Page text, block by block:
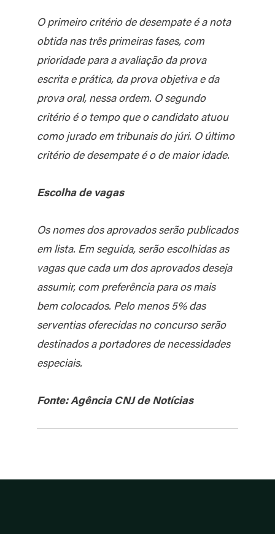
O primeiro critério de desempate é a nota
obtida nas três primeiras fases, com
prioridade para a avaliação da prova
escrita e prática, da prova objetiva e da
prova oral, nessa ordem. O segundo
critério é o tempo que o candidato atuou
como jurado em tribunais do júri. O último
critério de desempate é o de maior idade.
Escolha de vagas
Os nomes dos aprovados serão publicados
em lista. Em seguida, serão escolhidas as
vagas que cada um dos aprovados deseja
assumir, com preferência para os mais
bem colocados. Pelo menos 5% das
serventias oferecidas no concurso serão
destinados a portadores de necessidades
especiais.
Fonte: Agência CNJ de Notícias